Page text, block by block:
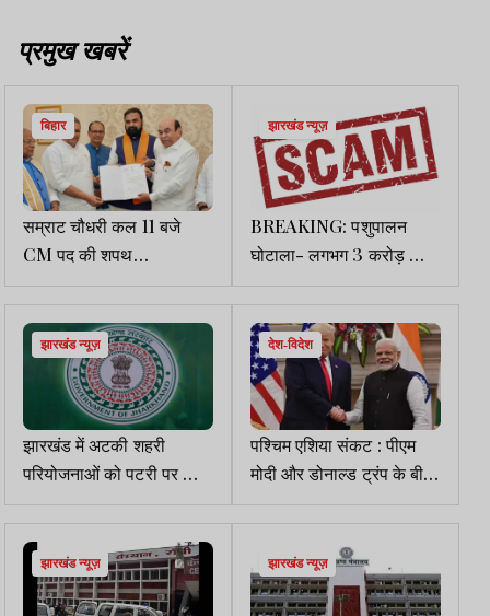
प्रमुख खबरें
बिहार
सम्राट चौधरी कल 11 बजे
CM पद की शपथ
लेंगे,राज्यपाल ने सरकार बनाने
का दावा स्वीकार किया
झारखंड न्यूज़
BREAKING: पशुपालन
घोटाला- लगभग 3 करोड़ की
गड़बड़ी, कोतवाली थाना में
FIR, 2 हिरासत में
झारखंड न्यूज़
झारखंड में अटकी शहरी
परियोजनाओं को पटरी पर लाने
की तैयारी, PPP मॉडल से
तकनीकी बाधा होगी दूर
देश-विदेश
पश्चिम एशिया संकट : पीएम
मोदी और डोनाल्ड ट्रंप के बीच
40 मिनट फोन पर बात हुई
झारखंड न्यूज़ झारखंड न्यूज़